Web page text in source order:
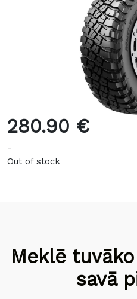
280.90 €
-
Out of stock
Meklē
savā